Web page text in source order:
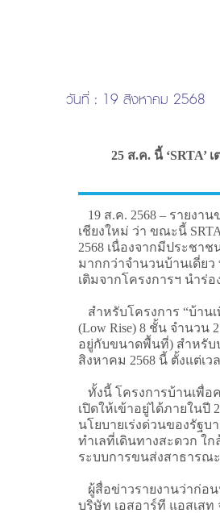
วันที่ : 19 สิงหาคม 2568
25 ส.ค. นี้
19 ส.ค. 2568 – รายงา
เชียงใหม่ ว่า ขณะนี้
2568 เนื่องจากมีประชา
มากกว่าจำนวนบ้านเดี่ยว
เติมจากโครงการฯ นำร่
สำหรับโครงการ “บ้าน
(Low Rise) 8 ชั้น จำนวน
อยู่กับขนาดพื้นที่) สำหรับป
สิงหาคม 2568 นี้ ตั้งแต่เว
ทั้งนี้ โครงการบ้านเพื่อ
เปิดให้เข้าอยู่ได้ภายใน
นโยบายเร่งด่วนของรัฐบ
ทำเลที่เดินทางสะดวก ใ
ระบบการขนส่งสาธารณ
ผู้สื่อข่าวรายงานว่าก่อ
บริษัท เอสอาร์ที แอสเส